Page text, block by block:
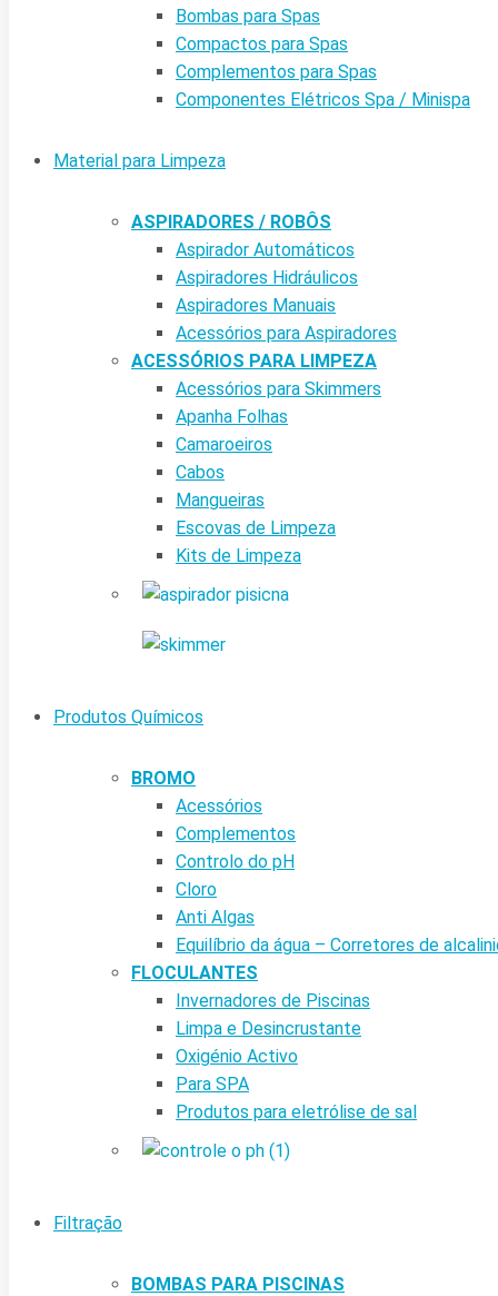
Bombas para Spas
Compactos para Spas
Complementos para Spas
Componentes Elétricos Spa / Minispa
Material para Limpeza
ASPIRADORES / ROBÔS
Aspirador Automáticos
Aspiradores Hidráulicos
Aspiradores Manuais
Acessórios para Aspiradores
ACESSÓRIOS PARA LIMPEZA
Acessórios para Skimmers
Apanha Folhas
Camaroeiros
Cabos
Mangueiras
Escovas de Limpeza
Kits de Limpeza
Produtos Químicos
BROMO
Acessórios
Complementos
Controlo do pH
Cloro
Anti Algas
Equilíbrio da água – Corretores de
FLOCULANTES
Invernadores de Piscinas
Limpa e Desincrustante
Oxigénio Activo
Para SPA
Produtos para eletrólise de sal
Filtração
BOMBAS PARA PISCINAS